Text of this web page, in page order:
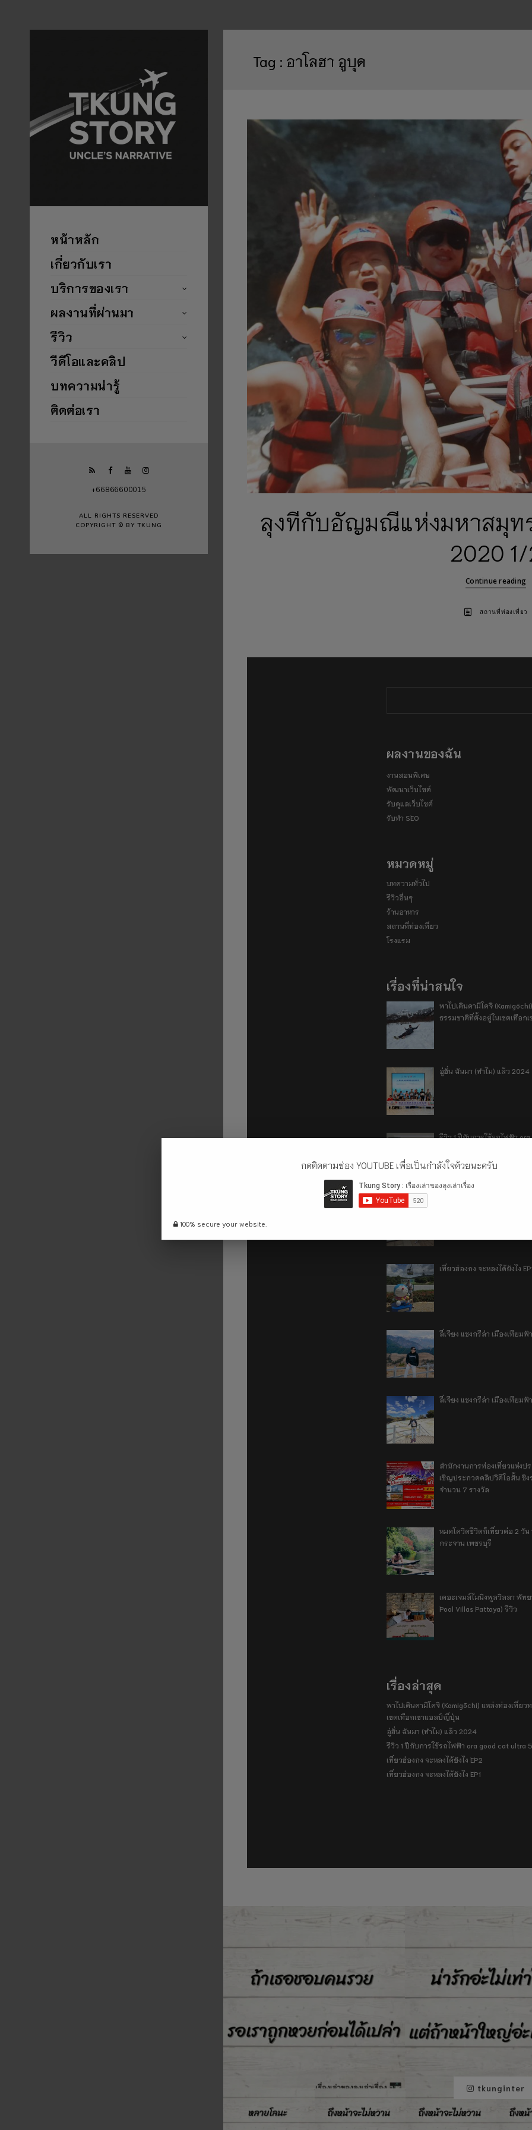
หน้าหลัก
เกี่ยวกับเรา
บริการของเรา
ผลงานที่ผ่านมา
รีวิว
วีดีโอและคลิป
บทความน่ารู้
ติดต่อเรา
+66866600015
ALL RIGHTS RESERVED
COPYRIGHT © BY TKUNG
Tag : อาโลฮา อูบุด
ลุงทีกับอัญมณีแห่งมหาสมุท
2020
Continue reading
สถานที่ท่องเที่ยว
ผลงานของฉัน
งานสอนพิเศษ
พัฒนาเว็บไซต์
รับดูแลเว็บไซต์
รับทำ SEO
หมวดหมู่
บทความทั่วไป
รีวิวอื่นๆ
ร้านอาหาร
สถานที่ท่องเที่ยว
โรงแรม
เรื่องที่น่าสนใจ
พาไปเดินคามิโคจิ
ธรรมชาติที่ตั้งอยู่ในเขตเทือก
อู่ฮั่น ฉันมา (ทำไม) แล้ว 2024
รีวิว 1 ปีกับการใช้รถไฟฟ้า
เที่ยวฮ่องกง จะหลงได้ยังไง
ลี่เจียง แชงกรีล่า เมืองเทียม
ลี่เจียง แชงกรีล่า เมืองเทียมฟ้
สำนักงานการท่องเที่ยวแห่งป
เชิญประกวดคลิปวิดีโอสั้น ชิง
จำนวน 7 รางวัล
หมดโควิดชีวิตก็เที่ยวต่อ 2 วัน
กระจาน เพชรบุรี
เดอะเจมส์ไมนิงพูลวิลลา พัทย
Pool Villas Pattaya) รีวิว
เรื่องล่าสุด
พาไปเดินคามิโคจิ (Kamigōchi) แหล่งท่องเที่ยว
เขตเทือกเขาแอลป์ญี่ปุ่น
อู่ฮั่น ฉันมา (ทำไม) แล้ว 2024
รีวิว 1 ปีกับการใช้รถไฟฟ้า ora good cat ultra
เที่ยวฮ่องกง จะหลงได้ยังไง EP2
เที่ยวฮ่องกง จะหลงได้ยังไง EP1
tkunginter
กดติดตามช่อง YOUTUBE เพื่อเป็นกำลังใจด้วยนะครับ
100% secure your website.